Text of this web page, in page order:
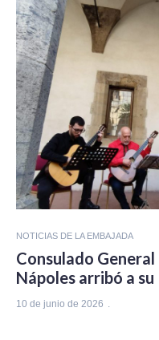
NOTICIAS DE LA EMBAJADA
Consulado General
Nápoles arribó a
10 de junio de 2026